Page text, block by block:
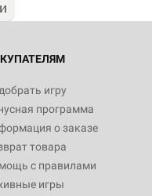
игру
программа
о заказе
товара
с правилами
игры